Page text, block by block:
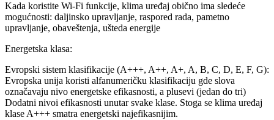
Kada koristite Wi-Fi funkcije, klima uređaj obično ima sledeće
mogućnosti: daljinsko upravljanje, raspored rada, pametno
upravljanje, obaveštenja, ušteda energije
Energetska klasa:
Evropski sistem klasifikacije (A+++, A++, A+, A, B, C, D, E, F, G):
Evropska unija koristi alfanumeričku klasifikaciju gde slova
označavaju nivo energetske efikasnosti, a plusevi (jedan do tri)
Dodatni nivoi efikasnosti unutar svake klase. Stoga se klima uređaj
klase A+++ smatra energetski najefikasnijim.